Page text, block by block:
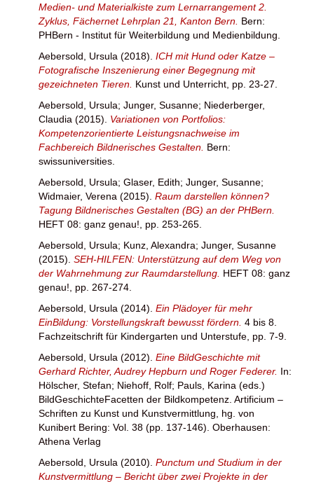
Medien- und Materialkiste zum Lernarrangement 2.
Zyklus, Fächernet Lehrplan 21, Kanton Bern. Bern:
PHBern - Institut für Weiterbildung und Medienbildung.
Aebersold, Ursula (2018). ICH mit Hund oder Katze –
Fotografische Inszenierung einer Begegnung mit
gezeichneten Tieren. Kunst und Unterricht, pp. 23-27.
Aebersold, Ursula; Junger, Susanne; Niederberger,
Claudia (2015). Variationen von Portfolios:
Kompetenzorientierte Leistungsnachweise im
Fachbereich Bildnerisches Gestalten. Bern:
swissuniversities.
Aebersold, Ursula; Glaser, Edith; Junger, Susanne;
Widmaier, Verena (2015). Raum darstellen können?
Tagung Bildnerisches Gestalten (BG) an der PHBern.
HEFT 08: ganz genau!, pp. 253-265.
Aebersold, Ursula; Kunz, Alexandra; Junger, Susanne
(2015). SEH-HILFEN: Unterstützung auf dem Weg von
der Wahrnehmung zur Raumdarstellung. HEFT 08: ganz
genau!, pp. 267-274.
Aebersold, Ursula (2014). Ein Plädoyer für mehr
EinBildung: Vorstellungskraft bewusst fördern. 4 bis 8.
Fachzeitschrift für Kindergarten und Unterstufe, pp. 7-9.
Aebersold, Ursula (2012). Eine BildGeschichte mit
Gerhard Richter, Audrey Hepburn und Roger Federer. In:
Hölscher, Stefan; Niehoff, Rolf; Pauls, Karina (eds.)
BildGeschichteFacetten der Bildkompetenz. Artificium –
Schriften zu Kunst und Kunstvermittlung, hg. von
Kunibert Bering: Vol. 38 (pp. 137-146). Oberhausen:
Athena Verlag
Aebersold, Ursula (2010). Punctum und Studium in der
Kunstvermittlung – Bericht über zwei Projekte in der